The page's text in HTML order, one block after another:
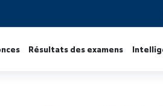
Annonces Résultats des